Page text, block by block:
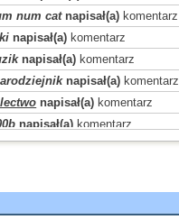
num catnapisał(a) komentarz
napisał(a) komentarz
napisał(a) komentarz
napisał(a) komentarz
napisał(a) komentarz
napisał(a) komentarz
napisał(a)komentarz
napisał(a)komentarz
napisał(a)komentarz